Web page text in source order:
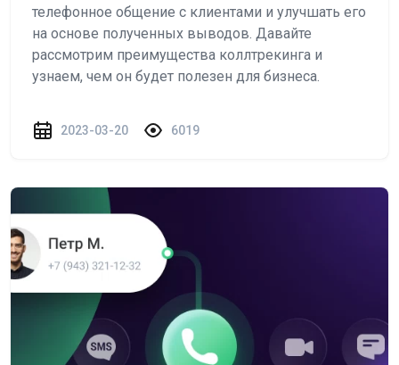
телефонное общение с клиентами и улучшать его
на основе полученных выводов. Давайте
рассмотрим преимущества коллтрекинга и
узнаем, чем он будет полезен для бизнеса.
2023-03-20 6019